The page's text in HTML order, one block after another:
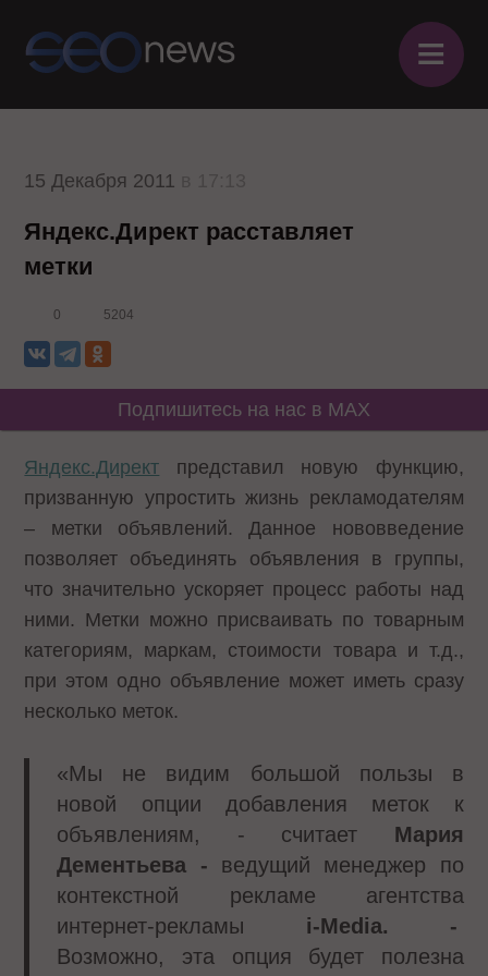
≡
15 Декабря 2011
Яндекс.Директ расставляет
метки
0 5204
Подпишитесь на нас в MAX
Яндекс.Директ представил новую функцию,
призванную упростить жизнь рекламодателям
– метки объявлений. Данное нововведение
позволяет объединять объявления в группы,
что значительно ускоряет процесс работы над
ними. Метки можно присваивать по товарным
категориям, маркам, стоимости товара и т.д.,
при этом одно объявление может иметь сразу
несколько меток.
«Мы не видим большой пользы в
новой опции добавления меток к
объявлениям, - считает Мария
Дементьева - ведущий менеджер по
контекстной рекламе агентства
интернет-рекламы i-Media. -
Возможно, эта опция будет полезна